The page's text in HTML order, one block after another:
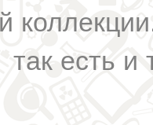
так есть и